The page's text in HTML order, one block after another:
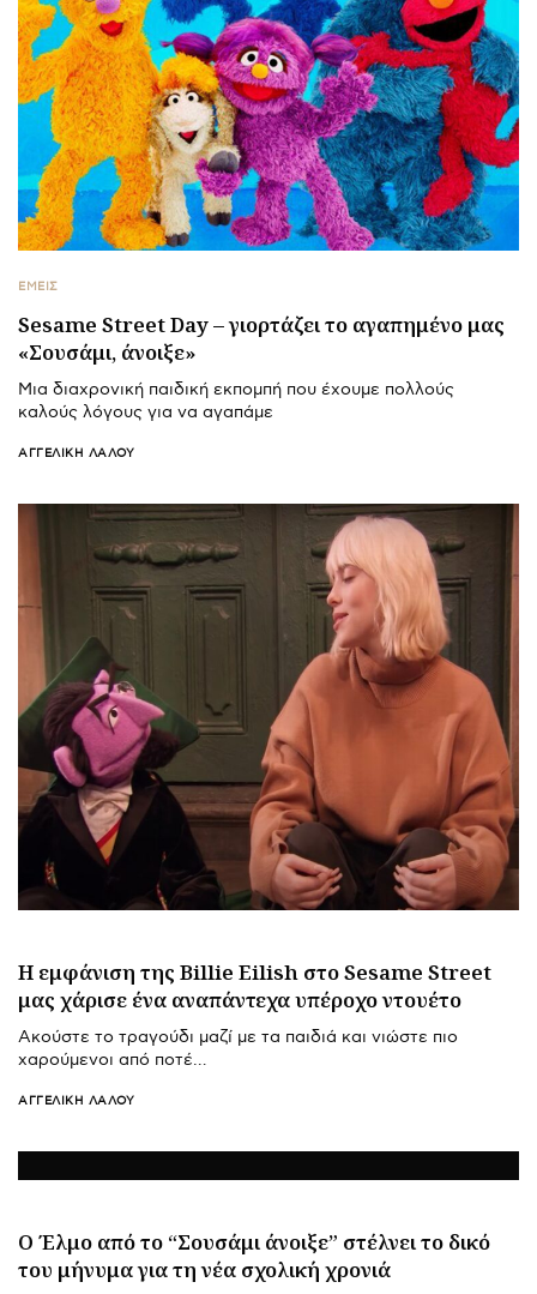
ΕΜΕΙΣ
Sesame Street Day – γιορτάζει το αγαπημένο μας
«Σουσάμι, άνοιξε»
Μια διαχρονική παιδική εκπομπή που έχουμε πολλούς
καλούς λόγους για να αγαπάμε
ΑΓΓΕΛΙΚΉ ΛΆΛΟΥ
Η εμφάνιση της Billie Eilish στο Sesame Street
μας χάρισε ένα αναπάντεχα υπέροχο ντουέτο
Ακούστε το τραγούδι μαζί με τα παιδιά και νιώστε πιο
χαρούμενοι από ποτέ…
ΑΓΓΕΛΙΚΉ ΛΆΛΟΥ
Ο Έλμο από το “Σουσάμι άνοιξε” στέλνει το δικό
του μήνυμα για τη νέα σχολική χρονιά